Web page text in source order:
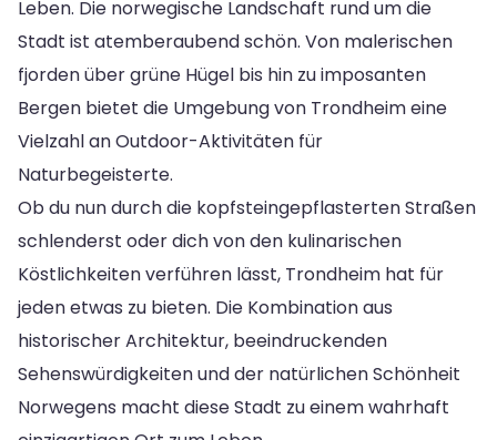
Leben. Die norwegische Landschaft rund um die
Stadt ist atemberaubend schön. Von malerischen
fjorden über grüne Hügel bis hin zu imposanten
Bergen bietet die Umgebung von Trondheim eine
Vielzahl an Outdoor-Aktivitäten für
Naturbegeisterte.
Ob du nun durch die kopfsteingepflasterten Straßen
schlenderst oder dich von den kulinarischen
Köstlichkeiten verführen lässt, Trondheim hat für
jeden etwas zu bieten. Die Kombination aus
historischer Architektur, beeindruckenden
Sehenswürdigkeiten und der natürlichen Schönheit
Norwegens macht diese Stadt zu einem wahrhaft